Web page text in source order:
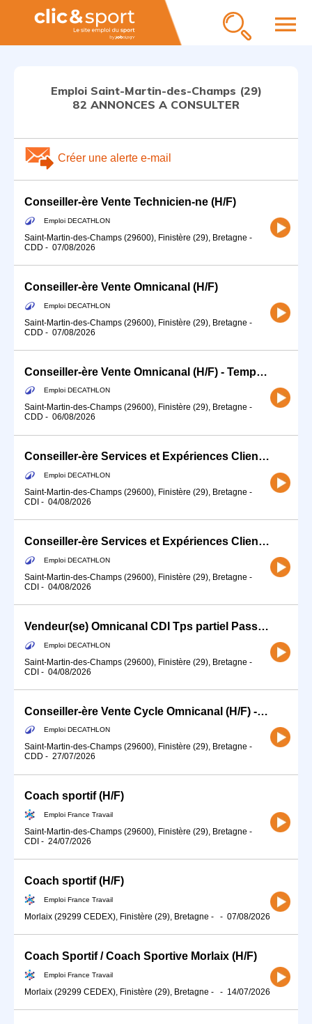
menu
Emploi Saint-Martin-des-Champs (29)
82 ANNONCES A CONSULTER
Créer une alerte e-mail
Conseiller-ère Vente Technicien-ne (H/F)
Emploi DECATHLON
Saint-Martin-des-Champs (29600), Finistère (29), Bretagne -
CDD - 07/08/2026
Conseiller-ère Vente Omnicanal (H/F)
Emploi DECATHLON
Saint-Martin-des-Champs (29600), Finistère (29), Bretagne -
CDD - 07/08/2026
Conseiller-ère Vente Omnicanal (H/F) - Temps partiel
Emploi DECATHLON
Saint-Martin-des-Champs (29600), Finistère (29), Bretagne -
CDD - 06/08/2026
Conseiller-ère Services et Expériences Client (H/F) - Temps partiel
Emploi DECATHLON
Saint-Martin-des-Champs (29600), Finistère (29), Bretagne -
CDI - 04/08/2026
Conseiller-ère Services et Expériences Client (H/F)
Emploi DECATHLON
Saint-Martin-des-Champs (29600), Finistère (29), Bretagne -
CDI - 04/08/2026
Vendeur(se) Omnicanal CDI Tps partiel Passionné(e) DE SPORTS DE RAQUETTES
Emploi DECATHLON
Saint-Martin-des-Champs (29600), Finistère (29), Bretagne -
CDI - 04/08/2026
Conseiller-ère Vente Cycle Omnicanal (H/F) - Temps partiel
Emploi DECATHLON
Saint-Martin-des-Champs (29600), Finistère (29), Bretagne -
CDD - 27/07/2026
Coach sportif (H/F)
Emploi France Travail
Saint-Martin-des-Champs (29600), Finistère (29), Bretagne -
CDI - 24/07/2026
Coach sportif (H/F)
Emploi France Travail
Morlaix (29299 CEDEX), Finistère (29), Bretagne - - 07/08/2026
Coach Sportif / Coach Sportive Morlaix (H/F)
Emploi France Travail
Morlaix (29299 CEDEX), Finistère (29), Bretagne - - 14/07/2026